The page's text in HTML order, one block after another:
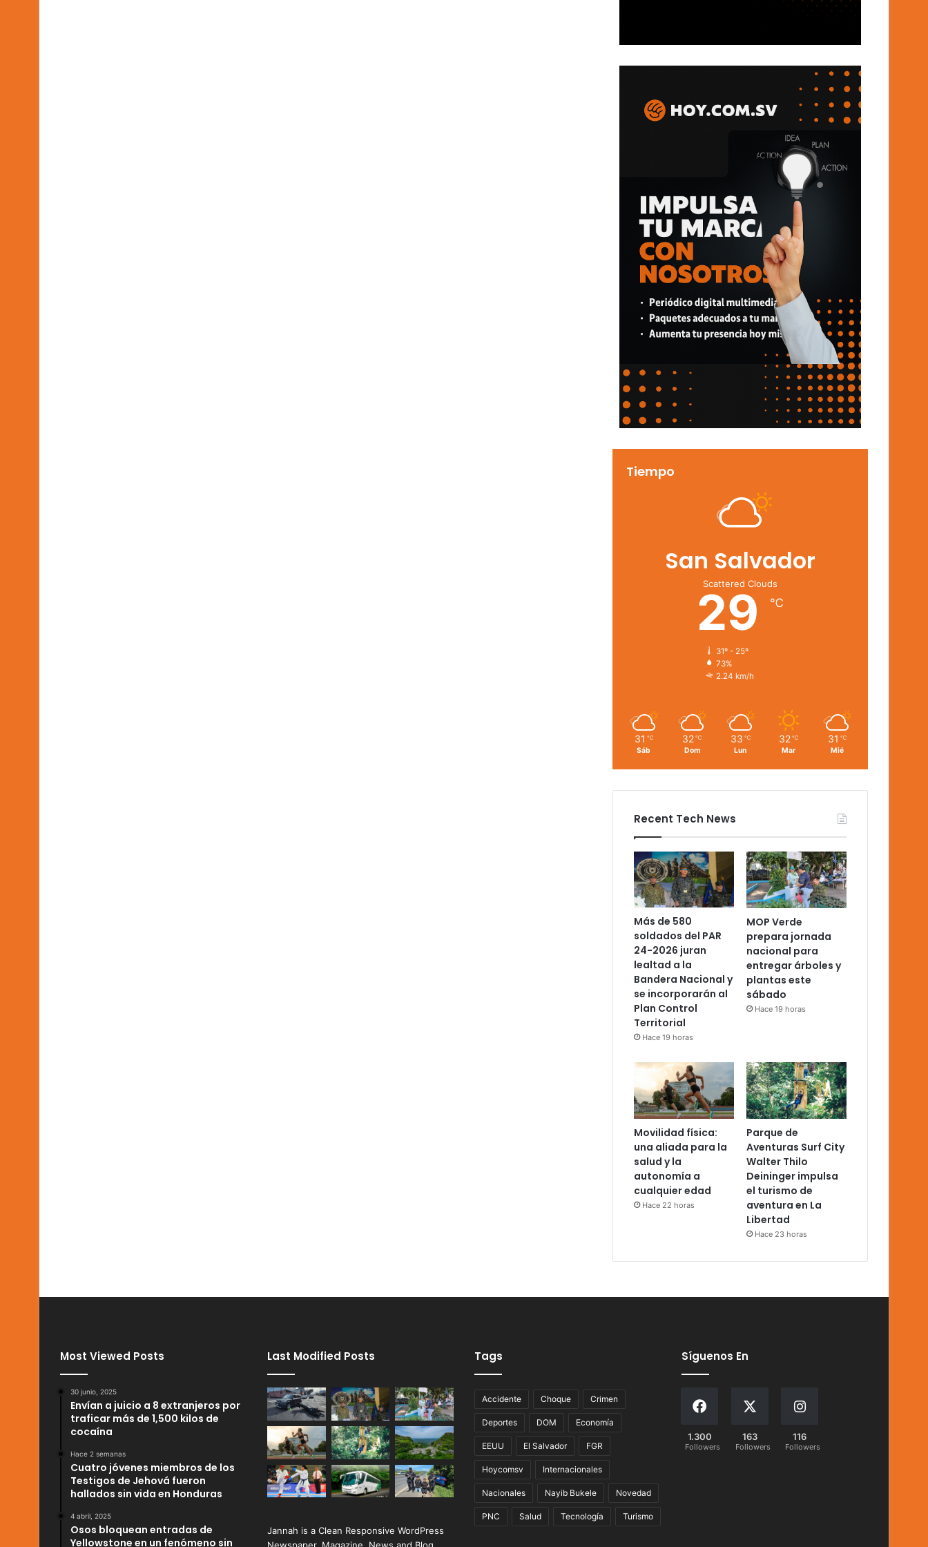
Tiempo
San Salvador
Scattered Clouds
29 ℃
31º - 25º
73%
2.24 km/h
31 ℃
Sáb
32 ℃
Dom
33 ℃
Lun
32 ℃
Mar
31 ℃
Mié
Recent Tech News
Más de 580
soldados del PAR
24-2026 juran
lealtad a la
Bandera Nacional y
se incorporarán al
Plan Control
Territorial
Hace 19 horas
MOP Verde
prepara jornada
nacional para
entregar árboles y
plantas este
sábado
Hace 19 horas
Movilidad física:
una aliada para la
salud y la
autonomía a
cualquier edad
Hace 22 horas
Parque de
Aventuras Surf City
Walter Thilo
Deininger impulsa
el turismo de
aventura en La
Libertad
Hace 23 horas
Most Viewed Posts
30 junio, 2025
Envían a juicio a 8 extranjeros por
traficar más de 1,500 kilos de
cocaína
Hace 2 semanas
Cuatro jóvenes miembros de los
Testigos de Jehová fueron
hallados sin vida en Honduras
4 abril, 2025
Osos bloquean entradas de
Yellowstone en un fenómeno sin
Last Modified Posts
Jannah is a Clean Responsive WordPress
Tags
Accidente Choque Crimen
Deportes DOM Economía
EEUU El Salvador FGR
Hoycomsv Internacionales
Nacionales Nayib Bukele Novedad
PNC Salud Tecnología Turismo
Síguenos En
1.300
Followers
163
Followers
116
Followers